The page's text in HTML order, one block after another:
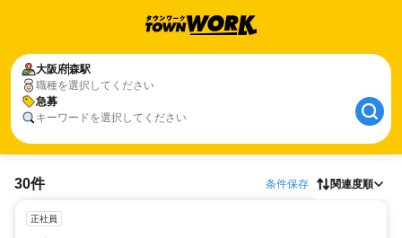
大阪府森駅
職種を選択してください
急募
キーワードを選択してください
30件 条件保存 関連度順
正社員